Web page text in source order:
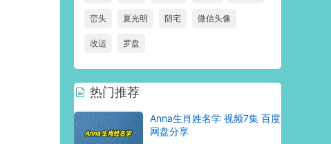
峦头 夏光明 阴宅 微信头像
改运 罗盘
热门推荐
Anna生肖姓名学 视频7集 百度
网盘分享